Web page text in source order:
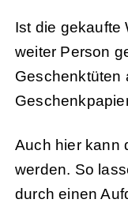
Ist die gekaufte
weiter Person
Geschenktüten
Auch hier kann
werden. So
durch einen